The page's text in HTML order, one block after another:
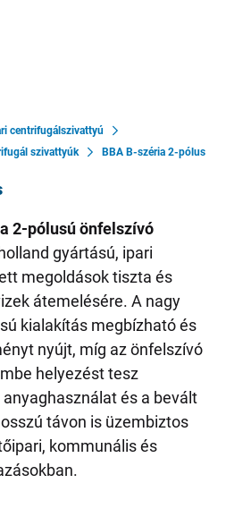
centrifugálszivattyú
szivattyúk
BBA B-széria 2-pólus
2-pólusú önfelszívó
holland gyártású, ipari
megoldások tiszta és
átemelésére. A nagy
kialakítás megbízható és
nyújt, míg az önfelszívó
helyezést tesz
és a bevált
távon is üzembiztos
kommunális és